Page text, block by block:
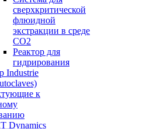
сверхкритической
флюидной
экстракции в среде
СО2
Реактор для
гидрирования
Industrie
к
Dynamics